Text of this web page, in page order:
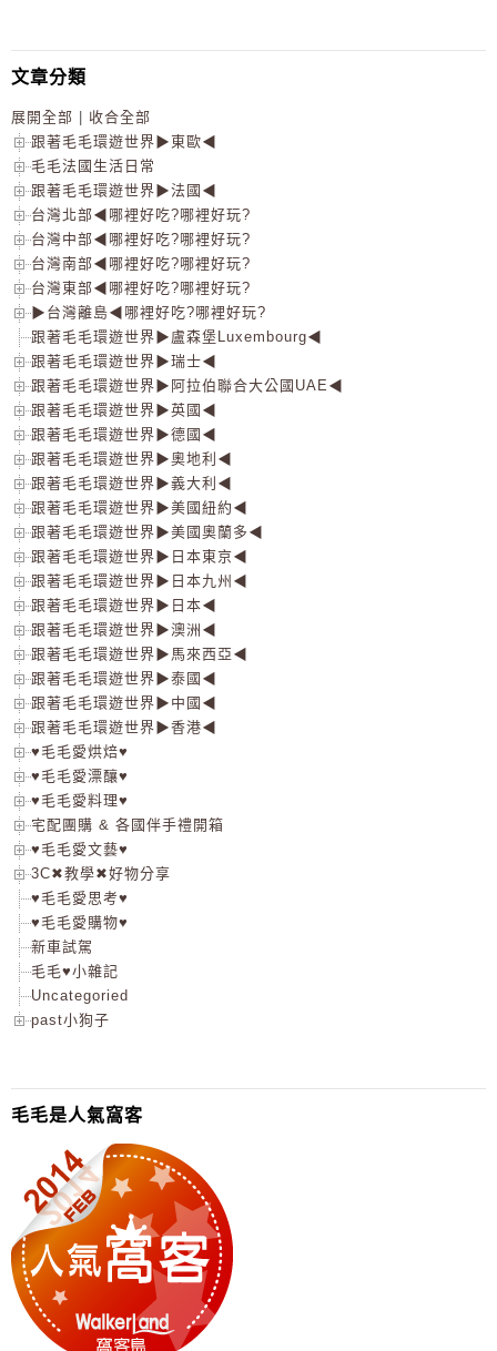
文章分類
展開全部
收合全部
跟著毛毛環遊世界▶東歐◀
毛毛法國生活日常
跟著毛毛環遊世界▶法國◀
台灣北部◀哪裡好吃?哪裡好玩?
台灣中部◀哪裡好吃?哪裡好玩?
台灣南部◀哪裡好吃?哪裡好玩?
台灣東部◀哪裡好吃?哪裡好玩?
▶台灣離島◀哪裡好吃?哪裡好玩?
跟著毛毛環遊世界▶盧森堡Luxembourg◀
跟著毛毛環遊世界▶瑞士◀
跟著毛毛環遊世界▶阿拉伯聯合大公國UAE◀
跟著毛毛環遊世界▶英國◀
跟著毛毛環遊世界▶德國◀
跟著毛毛環遊世界▶奧地利◀
跟著毛毛環遊世界▶義大利◀
跟著毛毛環遊世界▶美國紐約◀
跟著毛毛環遊世界▶美國奧蘭多◀
跟著毛毛環遊世界▶日本東京◀
跟著毛毛環遊世界▶日本九州◀
跟著毛毛環遊世界▶日本◀
跟著毛毛環遊世界▶澳洲◀
跟著毛毛環遊世界▶馬來西亞◀
跟著毛毛環遊世界▶泰國◀
跟著毛毛環遊世界▶中國◀
跟著毛毛環遊世界▶香港◀
♥毛毛愛烘焙♥
♥毛毛愛漂釀♥
♥毛毛愛料理♥
宅配團購 & 各國伴手禮開箱
♥毛毛愛文藝♥
3C✖教學✖好物分享
♥毛毛愛思考♥
♥毛毛愛購物♥
新車試駕
毛毛♥小雜記
Uncategoried
past小狗子
毛毛是人氣窩客